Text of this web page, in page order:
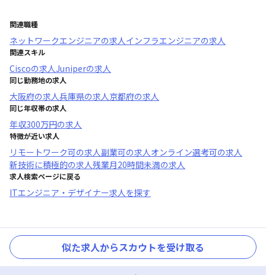
関連職種
ネットワークエンジニアの求人インフラエンジニアの求人
関連スキル
Ciscoの求人Juniperの求人
同じ勤務地の求人
大阪府の求人兵庫県の求人京都府の求人
同じ年収帯の求人
年収300万円の求人
特徴が近い求人
リモートワーク可の求人副業可の求人オンライン選考可の求人
新技術に積極的の求人残業月20時間未満の求人
求人検索ページに戻る
ITエンジニア・デザイナー求人を探す
似た求人からスカウトを受け取る